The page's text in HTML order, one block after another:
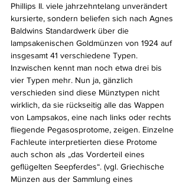
Phillips II. viele jahrzehntelang unverändert
kursierte, sondern beliefen sich nach Agnes
Baldwins Standardwerk über die
lampsakenischen Goldmünzen von 1924 auf
insgesamt 41 verschiedene Typen.
Inzwischen kennt man noch etwa drei bis
vier Typen mehr. Nun ja, gänzlich
verschieden sind diese Münztypen nicht
wirklich, da sie rückseitig alle das Wappen
von Lampsakos, eine nach links oder rechts
fliegende Pegasosprotome, zeigen. Einzelne
Fachleute interpretierten diese Protome
auch schon als „das Vorderteil eines
geflügelten Seepferdes“. (vgl. Griechische
Münzen aus der Sammlung eines